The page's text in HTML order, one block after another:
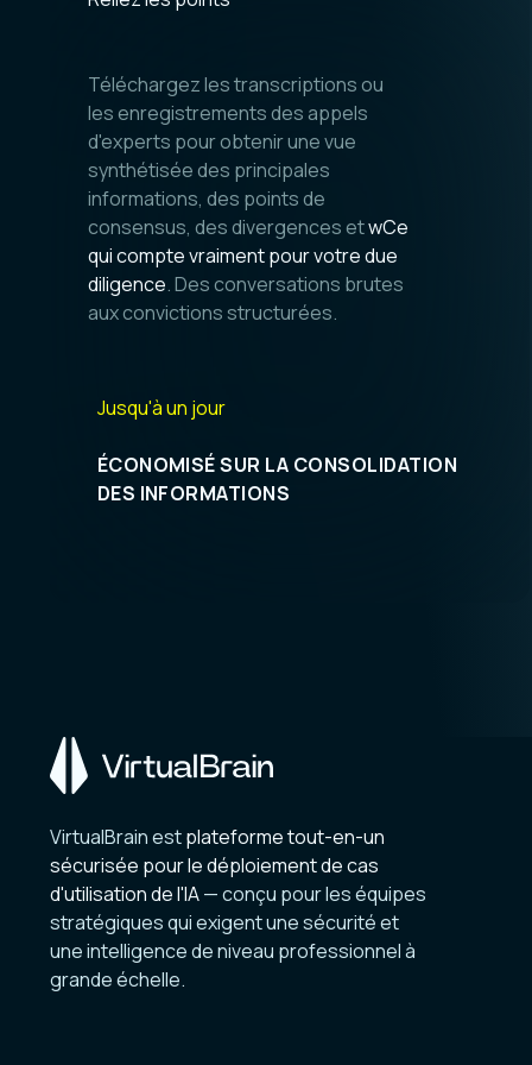
Discussions
Travaillez avec votre consultant en IA personnel et
Apps
Automatisez des cas d'utilisation complets grâce
bibliothèque d'applications d'IA.
Investissement —
Due diligence,
d'investissement,
questionnaires...
Téléchargez les transcriptions ou
les enregistrements des appels
d'experts pour obtenir une vue
synthétisée des principales
informations, des points de
consensus, des divergences etwCe
qui compte vraiment pour votre due
diligence. Des conversations brutes
aux convictions structurées.
Jusqu'à un jour
ÉCONOMISÉ SUR LA CONSOLIDATION
DES INFORMATIONS
VirtualBrain estplateforme tout-en-un
sécurisée pour le déploiement de cas
d'utilisation de l'IA— conçu pour les équipes
stratégiques qui exigent une sécurité et
une intelligence de niveau professionnel à
grande échelle.
Dirigez votre transformation de l'IA avec notre équipe